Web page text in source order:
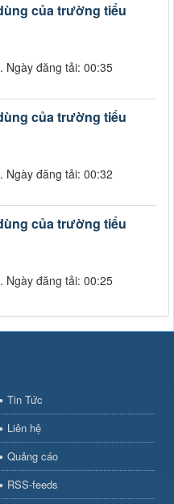
của trường tiểu
Ngày đăng tải: 00:35
của trường tiểu
Ngày đăng tải: 00:32
của trường tiểu
Ngày đăng tải: 00:25
Tin Tức
Liên hệ
Quảng cáo
RSS-feeds